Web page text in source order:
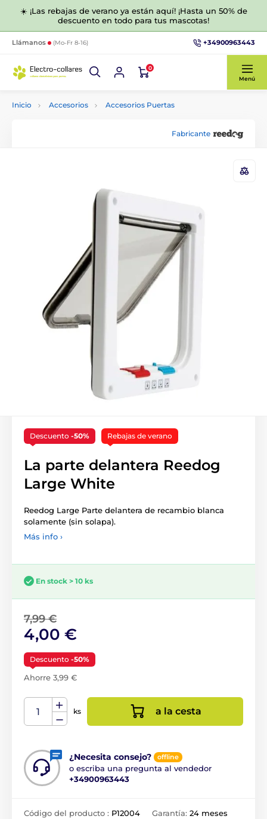
☀️ ¡Las rebajas de verano ya están aquí! ¡Hasta un 50% de
descuento en todo para tus mascotas!
Llámanos (Mo-Fr 8-16) +34900963443
0
Menú
Inicio Accesorios Accesorios Puertas
Fabricante
Descuento -50% Rebajas de verano
La parte delantera Reedog
Large White
Reedog Large Parte delantera de recambio blanca
solamente (sin solapa).
Más info ›
En stock > 10 ks
7,99 €
4,00 €
Descuento -50%
Ahorre 3,99 €
ks a la cesta
¿Necesita consejo? offline
o escriba una pregunta al vendedor
+34900963443
Código del producto : P12004 Garantía: 24 meses